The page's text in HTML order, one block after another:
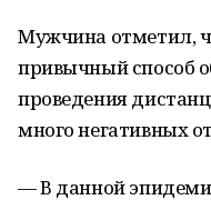
Мужчина отметил,
привычный способ
проведения
много негативных
— В данной